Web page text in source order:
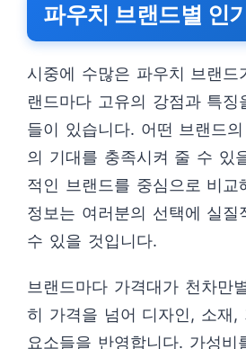
파우치 브랜드별 인
시중에 수많은 파우치 브랜
랜드마다 고유의 강점과 특
들이 있습니다. 어떤 브랜드
의 기대를 충족시켜 줄 수 있
적인 브랜드를 중심으로 비교
정보는 여러분의 선택에 실질
수 있을 것입니다.
브랜드마다 가격대가 천차만
히 가격을 넘어 디자인, 소재,
요소들을 반영합니다. 가성비